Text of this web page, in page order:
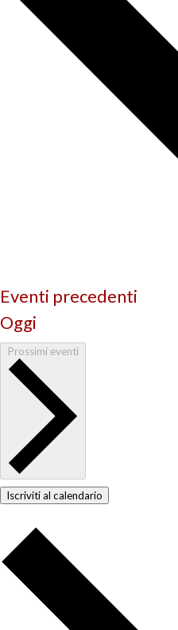
Eventi precedenti
Oggi
Prossimi eventi
Iscriviti al calendario